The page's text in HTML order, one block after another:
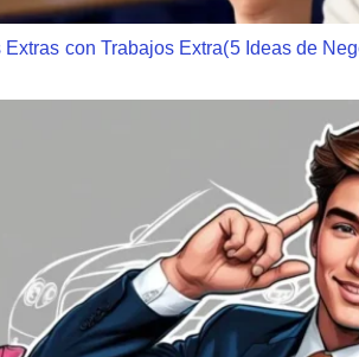
Extras con Trabajos Extra(5 Ideas de